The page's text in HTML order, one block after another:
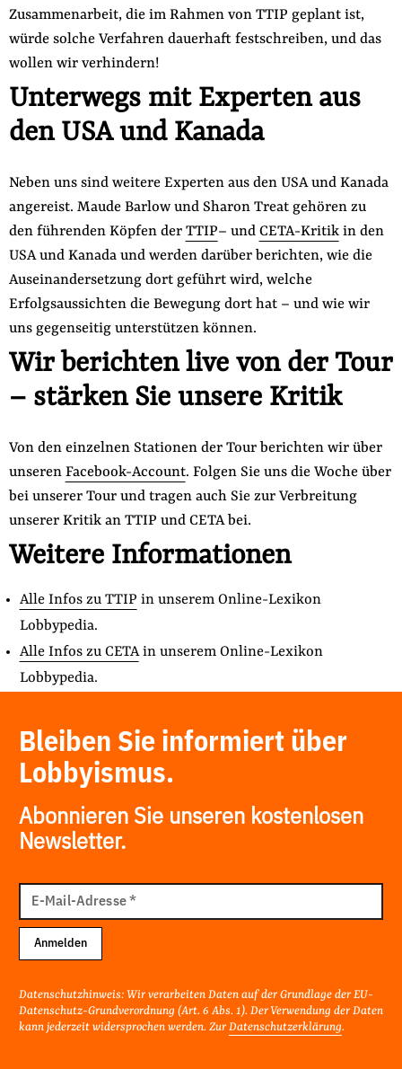
Zusammenarbeit, die im Rahmen von TTIP geplant ist,
würde solche Verfahren dauerhaft festschreiben, und das
wollen wir verhindern!
Unterwegs mit Experten aus
den USA und Kanada
Neben uns sind weitere Experten aus den USA und Kanada
angereist. Maude Barlow und Sharon Treat gehören zu
den führenden Köpfen der TTIP– und CETA-Kritikin den
USA und Kanada und werden darüber berichten, wie die
Auseinandersetzung dort geführt wird, welche
Erfolgsaussichten die Bewegung dort hat – und wie wir
uns gegenseitig unterstützen können.
Wir berichten live von der Tour
– stärken Sie unsere Kritik
Von den einzelnen Stationen der Tour berichten wir über
unseren Facebook-Account. Folgen Sie uns die Woche über
bei unserer Tour und tragen auch Sie zur Verbreitung
unserer Kritik an TTIP und CETA bei.
Weitere Informationen
Alle Infos zu TTIP in unserem Online-Lexikon
Lobbypedia.
Alle Infos zu CETAin unserem Online-Lexikon
Lobbypedia.
Bleiben Sie informiert über
Lobbyismus.
Abonnieren Sie unseren kostenlosen
Newsletter.
Mail
Adresse
E-Mail-Adresse*
Anmelden
Datenschutzhinweis: Wir verarbeiten Daten auf der Grundlage der EU-
Datenschutz-Grundverordnung (Art. 6 Abs. 1). Der Verwendung der Daten
kann jederzeit widersprochen werden. Zur Datenschutzerklärung.